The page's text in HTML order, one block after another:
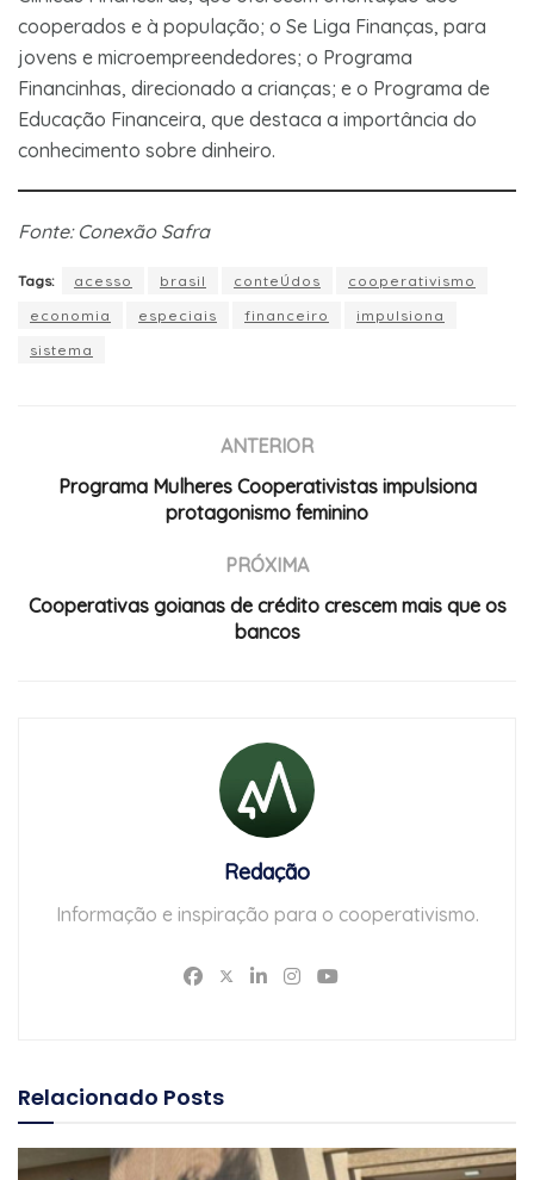
cooperados e à população; o Se Liga Finanças, para
jovens e microempreendedores; o Programa
Financinhas, direcionado a crianças; e o Programa de
Educação Financeira, que destaca a importância do
conhecimento sobre dinheiro.
Fonte: Conexão Safra
Tags: acesso brasil conteÚdos
cooperativismo
economia
especiais financeiro
impulsiona
sistema
ANTERIOR
Programa Mulheres Cooperativistas impulsiona
protagonismo feminino
PRÓXIMA
Cooperativas goianas de crédito crescem mais que os
bancos
Redação
Informação e inspiração para o cooperativismo.
Relacionado Posts